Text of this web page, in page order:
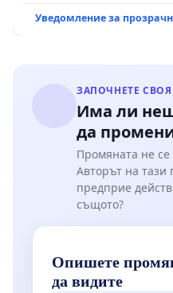
Уведомление за
ЗАПОЧНЕТЕ
Има ли
да
Промяната не
Авторът на тази
предприе
същото?
Опишете
да видите